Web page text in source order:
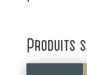
Produits